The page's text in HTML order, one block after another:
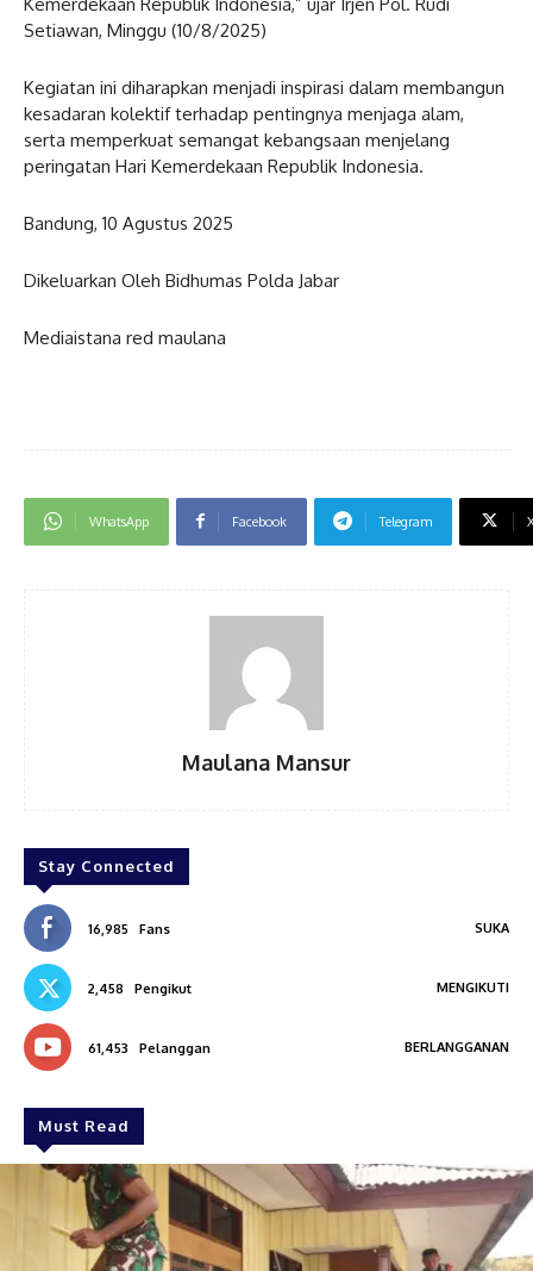
Setiawan, Minggu (10/8/2025)
Kegiatan ini diharapkan menjadi inspirasi dalam membangun
kesadaran kolektif terhadap pentingnya menjaga alam,
serta memperkuat semangat kebangsaan menjelang
peringatan Hari Kemerdekaan Republik Indonesia.
Bandung, 10 Agustus 2025
Dikeluarkan Oleh Bidhumas Polda Jabar
Mediaistana red maulana
WhatsApp Facebook Telegram
Maulana Mansur
Stay Connected
16,985 Fans SUKA
2,458 Pengikut MENGIKUTI
61,453 Pelanggan BERLANGGANAN
Must Read